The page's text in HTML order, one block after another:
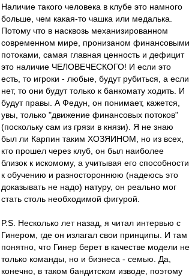
Наличие такого человека в клубе это намного
больше, чем какая-то чашка или медалька.
Потому что в насквозь механизированном
современном мире, пронизаном финансовыми
потоками, самая главная ценность и дефицит
это наличие ЧЕЛОВЕЧЕСКОГО! И если это
есть, то игроки - любые, будут рубиться, а если
нет, то они будут только к банкомату ходить. И
будут правы. А Федун, он понимает, кажется,
увы, только "движение финансовых потоков"
(поскольку сам из грязи в князи). Я не знаю
был ли Карпин таким ХОЗЯИНОМ, но из всех,
кто прошел через клуб, он был наиболее
близок к искомому, а учитывая его способности
к обучению и разностороннюю (надеюсь это
доказывать не надо) натуру, он реально мог
стать столь необходимой фигурой.
P.S. Несколько лет назад, я читал интервью с
Гинером, где он излагал свои принципы. И там
понятно, что Гинер берет в качестве модели не
только команды, но и бизнеса - семью. Да,
конечно, в таком бандитском изводе, поэтому